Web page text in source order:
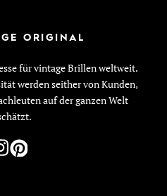
ORIGINAL
für vintage Brillen weltweit.
werden seither von Kunden,
auf der ganzen Welt